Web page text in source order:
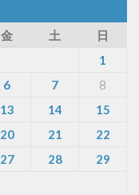
金 土
日
1
6 7
8
13 14
15
20 21
22
27 28
29